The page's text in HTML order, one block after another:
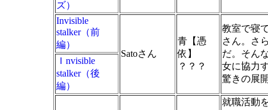
ズ）
Invisible
stalker（前
編）
Satoさん
青【憑
依】
？？？
教室で寝
さん。さ
だ。そん
女に協力
驚きの展
Ｉnvisible
stalker（後
編）
就職活動